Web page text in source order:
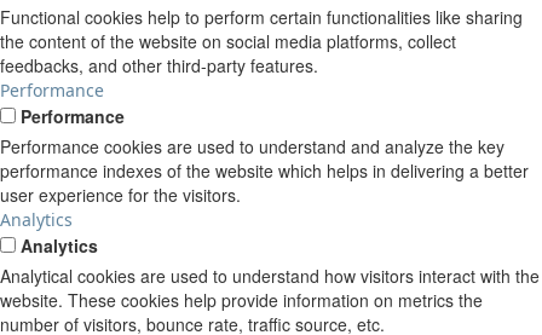
Functional cookies help to perform certain functionalities like sharing
the content of the website on social media platforms, collect
feedbacks, and other third-party features.
Performance
Performance
Performance cookies are used to understand and analyze the key
performance indexes of the website which helps in delivering a better
user experience for the visitors.
Analytics
Analytics
Analytical cookies are used to understand how visitors interact with the
website. These cookies help provide information on metrics the
number of visitors, bounce rate, traffic source, etc.